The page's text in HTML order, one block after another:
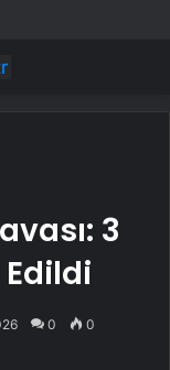
geri çağrısı
3
0 0